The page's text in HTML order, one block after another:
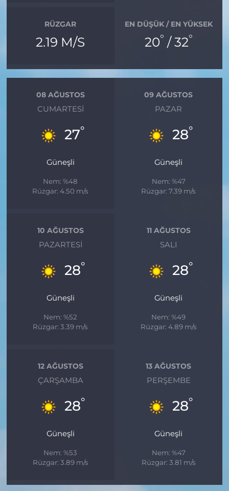
RÜZGAR
2.19 M/S
EN DÜŞÜK / EN YÜKSEK
20° / 32°
08 AĞUSTOS
CUMARTESI
27°
Güneşli
Nem: %48
Rüzgar: 4.50 m/s
09 AĞUSTOS
PAZAR
28°
Güneşli
Nem: %47
Rüzgar: 7.39 m/s
10 AĞUSTOS
PAZARTESI
28°
Güneşli
Nem: %52
Rüzgar: 3.39 m/s
11 AĞUSTOS
SALI
28°
Güneşli
Nem: %49
Rüzgar: 4.89 m/s
12 AĞUSTOS
ÇARŞAMBA
28°
Güneşli
Nem: %53
Rüzgar: 3.89 m/s
13 AĞUSTOS
PERŞEMBE
28°
Güneşli
Nem: %47
Rüzgar: 3.81 m/s